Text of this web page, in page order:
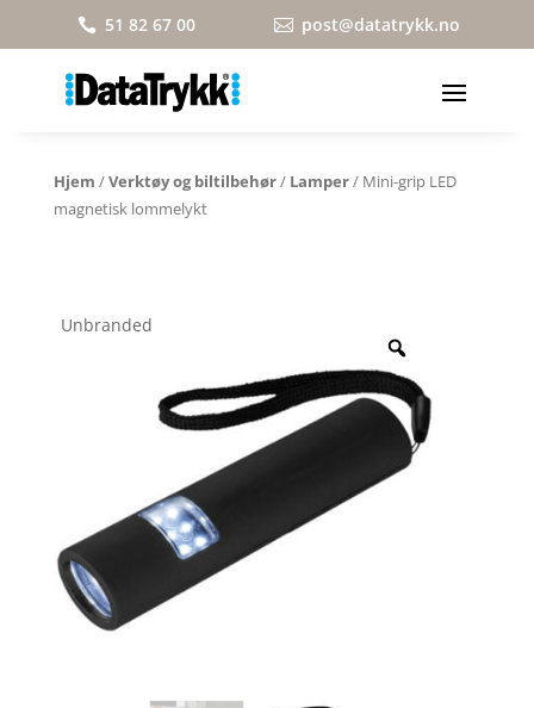
 51 82 67 00  post@datatrykk.no
Hjem /Verktøy og biltilbehør/ Lamper/ Mini-grip LED
magnetisk lommelykt
Unbranded